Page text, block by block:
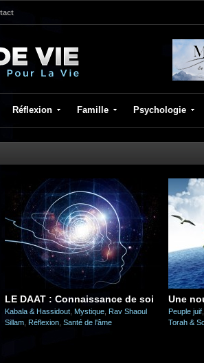
Réflexion Famille Psychologie
LE DAAT : Connaissance de soi
Kabala & Hassidout Mystique Rav Shaoul
Sillam Réflexion Santé de l'âme
Une
Peuple juif
Torah &